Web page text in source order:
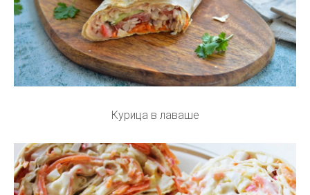
Курица в лаваше